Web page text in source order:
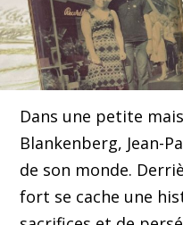
Dans une petite
Blankenberg, Jean-
de son monde.
fort se cache une